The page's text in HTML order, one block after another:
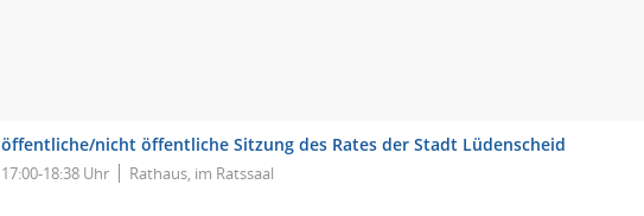
öffentliche/nicht öffentliche Sitzung des Rates der Stadt Lüdenscheid
17:00-18:38 Uhr Rathaus, im Ratssaal